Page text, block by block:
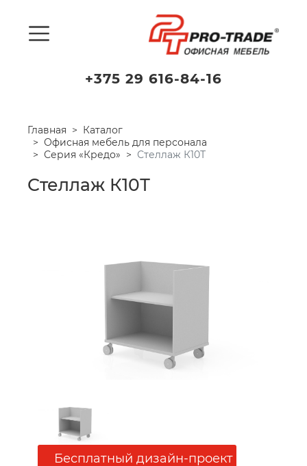
+375 29 616-84-16
Главная
Каталог
Офисная мебель для персонала
Серия «Кредо»
Стеллаж К10Т
Стеллаж К10Т
Бесплатный дизайн-проект